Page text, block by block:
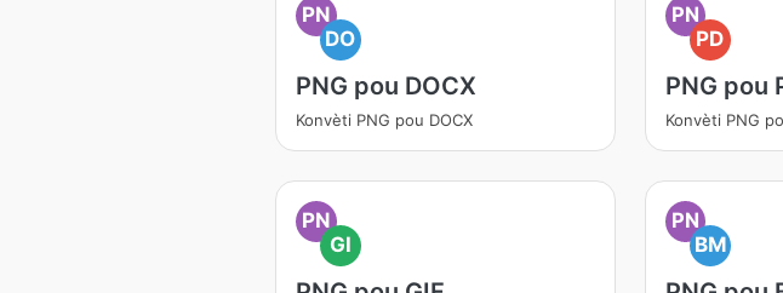
PN
DO
PNG pou DOCX
Konvèti PNG pou DOCX
PN
PD
PNG pou
Konvèti PNG
PN
GI
PN
BM